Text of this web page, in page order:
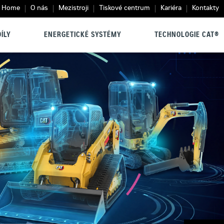
Home O nás Mezistroji Tiskové centrum Kariéra Kontakty
ENERGETICKÉ SYSTÉMY TECHNOLOGIE CAT®